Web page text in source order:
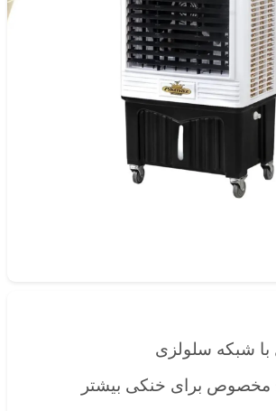
با شبکه سلولزی
مخصوص برای خنکی بیشتر